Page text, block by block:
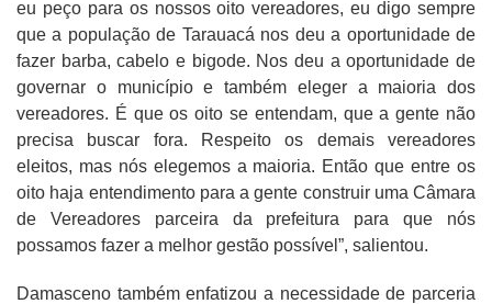
eu peço para os nossos oito vereadores, eu digo sempre
que a população de Tarauacá nos deu a oportunidade de
fazer barba, cabelo e bigode. Nos deu a oportunidade de
governar o município e também eleger a maioria dos
vereadores. É que os oito se entendam, que a gente não
precisa buscar fora. Respeito os demais vereadores
eleitos, mas nós elegemos a maioria. Então que entre os
oito haja entendimento para a gente construir uma Câmara
de Vereadores parceira da prefeitura para que nós
possamos fazer a melhor gestão possível”, salientou.
Damasceno também enfatizou a necessidade de parceria